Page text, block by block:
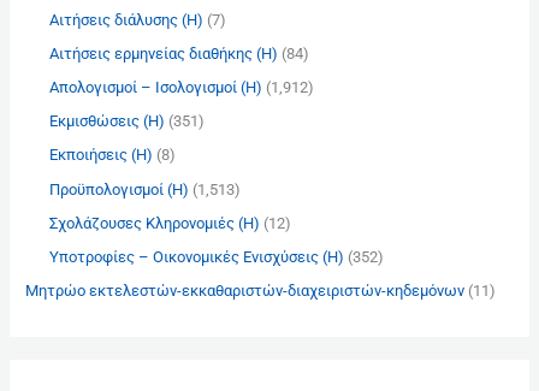
Αιτήσεις διάλυσης (Η) (7)
Αιτήσεις ερμηνείας διαθήκης (Η) (84)
Απολογισμοί – Ισολογισμοί (Η) (1,912)
Εκμισθώσεις (Η) (351)
Εκποιήσεις (Η) (8)
Προϋπολογισμοί (Η) (1,513)
Σχολάζουσες Κληρονομιές (Η) (12)
Υποτροφίες – Οικονομικές Ενισχύσεις (Η) (352)
Μητρώο εκτελεστών-εκκαθαριστών-διαχειριστών-κηδεμόνων(11)